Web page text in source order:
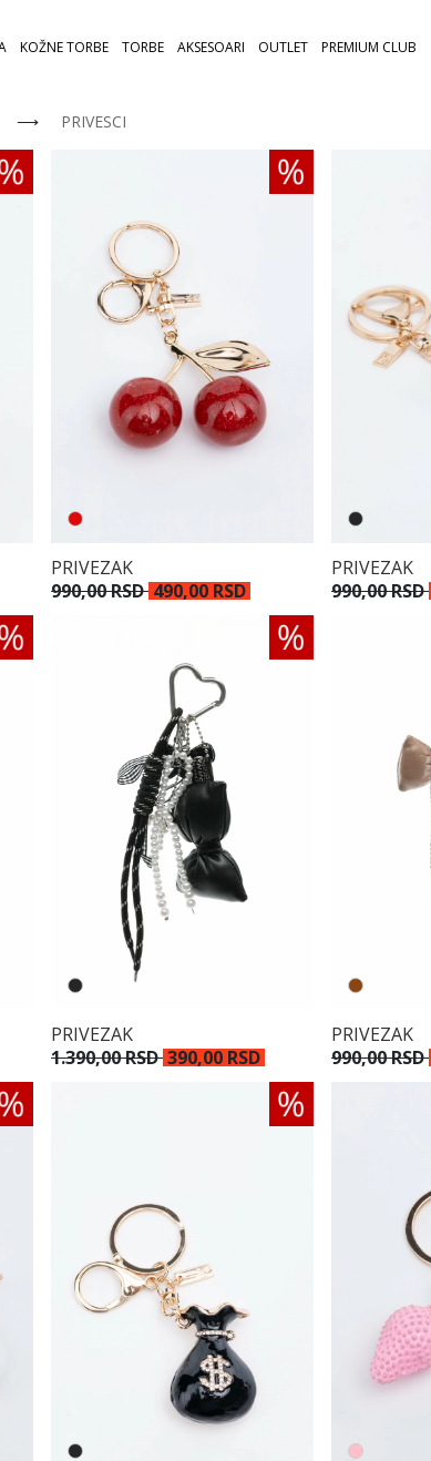
KOŽNE TORBE TORBE AKSESOARI OUTLET PREMIUM CLUB
⟶ PRIVESCI
PRIVEZAK
990,00 RSD 490,00 RSD
PRIVEZAK
990,00 RSD
PRIVEZAK
1.390,00 RSD390,00 RSD
PRIVEZAK
990,00 RSD